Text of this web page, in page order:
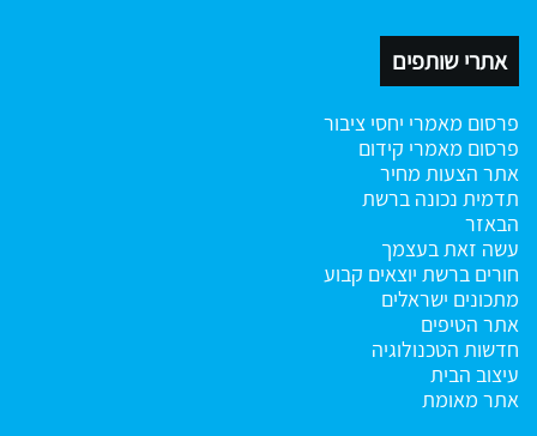
אתרי שותפים
פרסום מאמרי יחסי ציבור
פרסום מאמרי קידום
אתר הצעות מחיר
תדמית נכונה ברשת
הבאזר
עשה זאת בעצמך
חורים ברשת יוצאים קבוע
מתכונים ישראלים
אתר הטיפים
חדשות הטכנולוגיה
עיצוב הבית
אתר מאומת